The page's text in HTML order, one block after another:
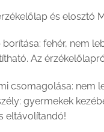
és elosztó
borítása: fehér, nem
Az
csomagolása: nem
gyermekek
eltávolítandó!